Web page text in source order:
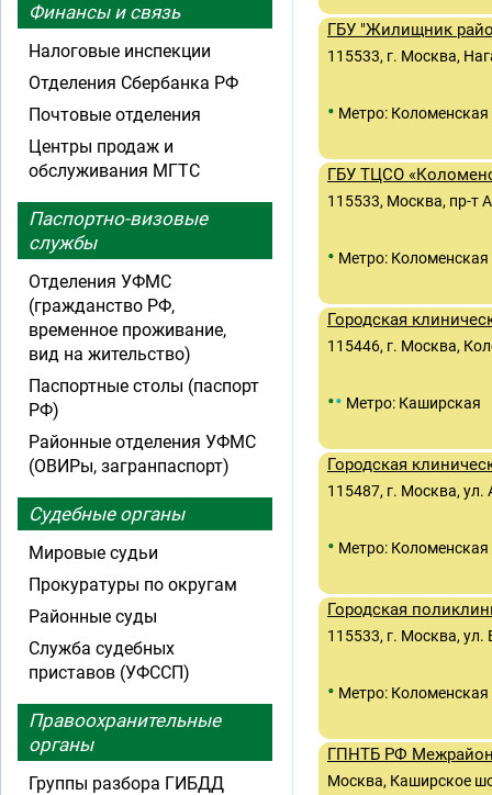
ГБУ "Жилищник
115533, г. Москва,
• Метро: Коломенская
ГБУ ТЦСО
115533, Москва, пр-т
• Метро: Коломенская
Городская
115446, г. Москва,
•• Метро: Каширская
Городская
115487, г. Москва,
• Метро: Коломенская
Городская
115533, г. Москва, ул.
• Метро: Коломенская
ГПНТБ РФ
Москва, Каширское
Финансы и связь
Налоговые инспекции
Отделения Сбербанка РФ
Почтовые отделения
Центры продаж и
обслуживания МГТС
Паспортно-визовые
службы
Отделения УФМС
(гражданство РФ,
временное проживание,
вид на жительство)
Паспортные столы (паспорт
РФ)
Районные отделения УФМС
(ОВИРы, загранпаспорт)
Судебные органы
Мировые судьи
Прокуратуры по округам
Районные суды
Служба судебных
приставов (УФССП)
Правоохранительные
органы
Группы разбора ГИБДД